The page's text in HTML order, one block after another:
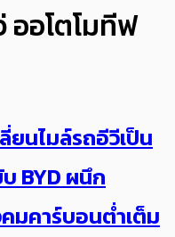
ออโตโมทีฟ
ลี่ยนไมล์รถอีวีเป็น
BYD ผนึก
มคาร์บอนต่ำเต็ม